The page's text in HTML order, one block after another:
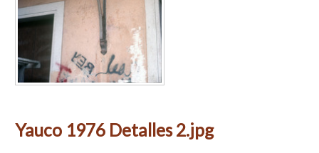
Yauco 1976 Detalles 2.jpg